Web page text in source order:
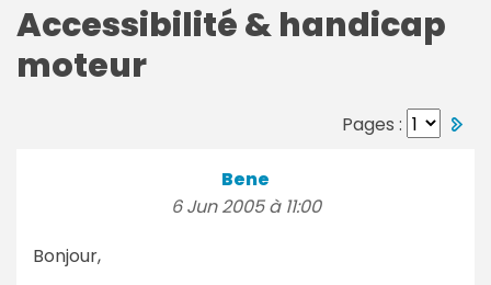
Accessibilité & handicap
moteur
Pages :
Bene
6 Jun 2005 à 11:00
Bonjour,